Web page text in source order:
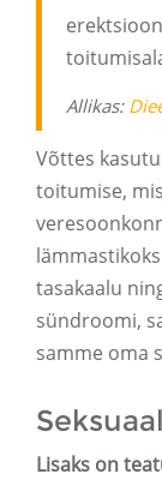
Allikas:
Võttes
toitumise,
tasakaalu
sündroomi,
samme oma
Lisaks on